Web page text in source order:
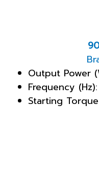
Output Power
Frequency
Starting